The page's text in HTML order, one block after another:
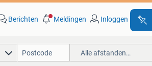
Berichten Meldingen Inloggen
Alle afstanden…